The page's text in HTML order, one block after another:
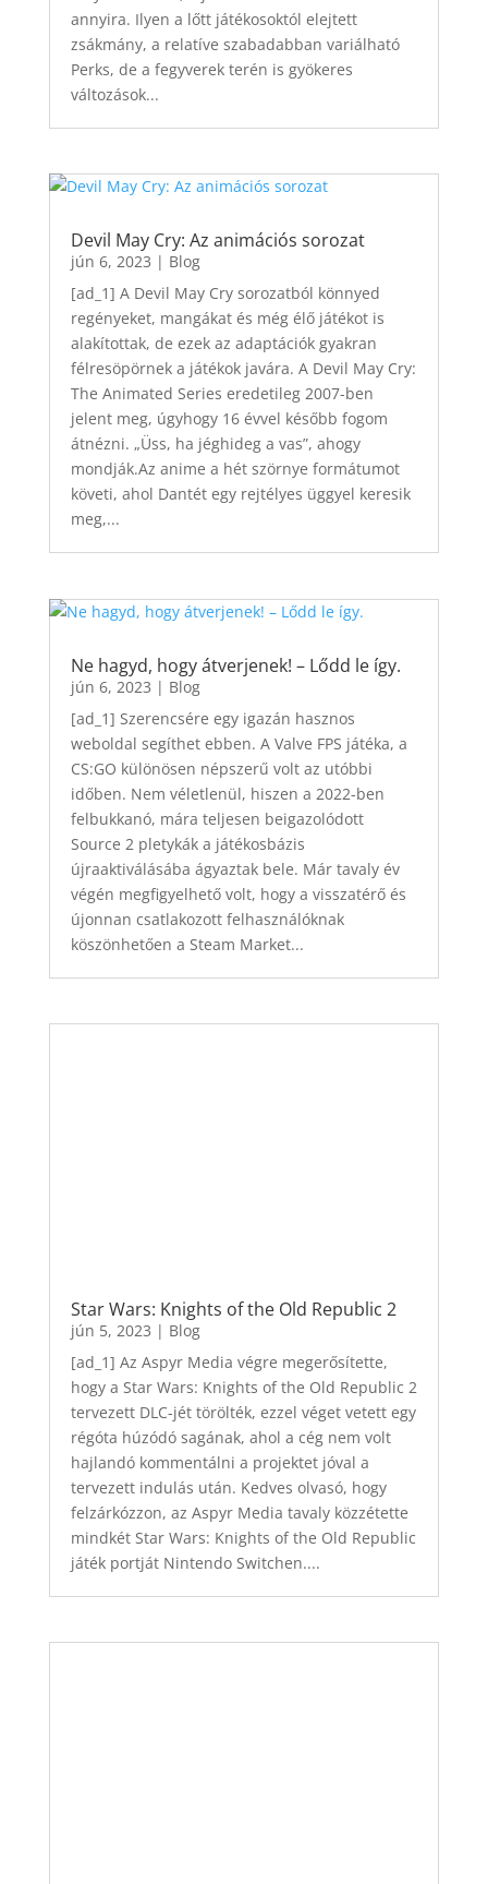
annyira. Ilyen a lőtt játékosoktól elejtett
zsákmány, a relatíve szabadabban variálható
Perks, de a fegyverek terén is gyökeres
változások...
Devil May Cry: Az animációs sorozat
jún 6, 2023 | Blog
[ad_1] A Devil May Cry sorozatból könnyed
regényeket, mangákat és még élő játékot is
alakítottak, de ezek az adaptációk gyakran
félresöpörnek a játékok javára. A Devil May Cry:
The Animated Series eredetileg 2007-ben
jelent meg, úgyhogy 16 évvel később fogom
átnézni. „Üss, ha jéghideg a vas”, ahogy
mondják.Az anime a hét szörnye formátumot
követi, ahol Dantét egy rejtélyes üggyel keresik
meg,...
Ne hagyd, hogy átverjenek! – Lődd le így.
jún 6, 2023 | Blog
[ad_1] Szerencsére egy igazán hasznos
weboldal segíthet ebben. A Valve FPS játéka, a
CS:GO különösen népszerű volt az utóbbi
időben. Nem véletlenül, hiszen a 2022-ben
felbukkanó, mára teljesen beigazolódott
Source 2 pletykák a játékosbázis
újraaktiválásába ágyaztak bele. Már tavaly év
végén megfigyelhető volt, hogy a visszatérő és
újonnan csatlakozott felhasználóknak
köszönhetően a Steam Market...
Star Wars: Knights of the Old Republic 2
jún 5, 2023 | Blog
[ad_1] Az Aspyr Media végre megerősítette,
hogy a Star Wars: Knights of the Old Republic 2
tervezett DLC-jét törölték, ezzel véget vetett egy
régóta húzódó sagának, ahol a cég nem volt
hajlandó kommentálni a projektet jóval a
tervezett indulás után. Kedves olvasó, hogy
felzárkózzon, az Aspyr Media tavaly közzétette
mindkét Star Wars: Knights of the Old Republic
játék portját Nintendo Switchen....